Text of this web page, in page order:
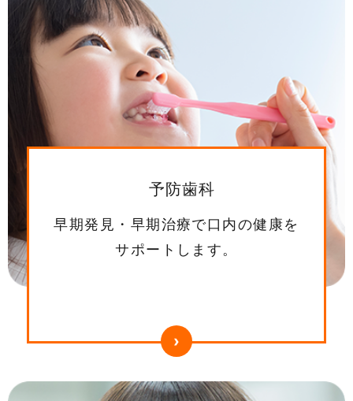
予防歯科
早期発見・早期治療で口内の健康を
サポートします。